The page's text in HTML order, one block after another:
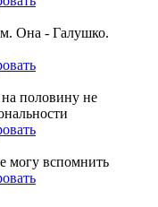
Она - Галушко.
на половину не
вспомнить